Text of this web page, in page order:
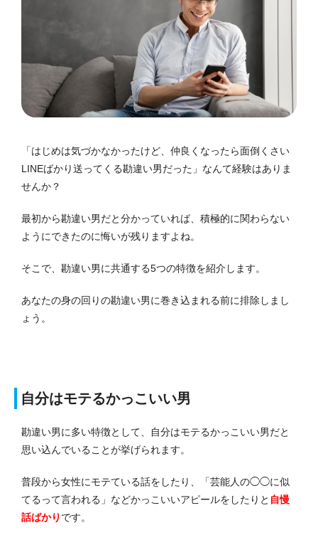
「はじめは気づかなかったけど、仲良くなったら面倒くさい
LINEばかり送ってくる勘違い男だった」なんて経験はありま
せんか？
最初から勘違い男だと分かっていれば、積極的に関わらない
ようにできたのに悔いが残りますよね。
そこで、勘違い男に共通する5つの特徴を紹介します。
あなたの身の回りの勘違い男に巻き込まれる前に排除しまし
ょう。
自分はモテるかっこいい男
勘違い男に多い特徴として、自分はモテるかっこいい男だと
思い込んでいることが挙げられます。
普段から女性にモテている話をしたり、「芸能人の◯◯に似
てるって言われる」などかっこいいアピールをしたりと 自慢
話ばかり です。